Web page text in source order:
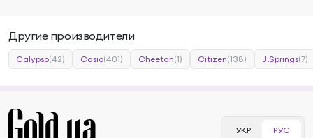
Другие производители
Calypso(42) Casio(401) Cheetah(1) Citizen(138) J.Springs(7)
УКР РУС